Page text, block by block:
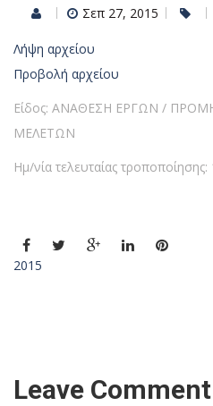
Σεπ 27, 2015
Λήψη αρχείου
Προβολή αρχείου
Είδος: ΑΝΑΘΕΣΗ ΕΡΓΩΝ /
ΜΕΛΕΤΩΝ
Ημ/νία τελευταίας
2015
Leave Comment